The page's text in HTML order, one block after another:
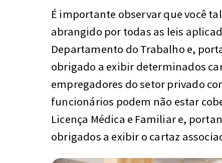
É importante observar que você
abrangido por todas as leis
Departamento do Trabalho e,
obrigado a exibir determinados
empregadores do setor privado
funcionários podem não estar
Licença Médica e Familiar e,
obrigados a exibir o cartaz